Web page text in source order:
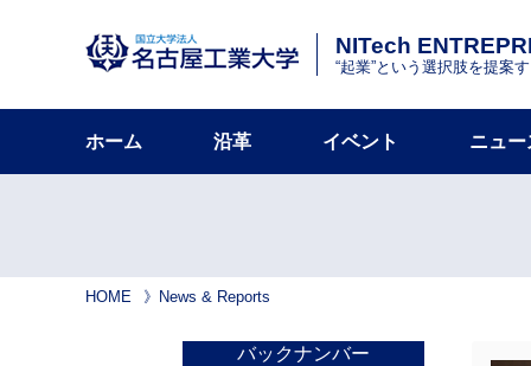
NITech
“起業”という選択肢を提案
ホーム 沿革 イベント ニュ
HOME News & Reports
バックナンバー